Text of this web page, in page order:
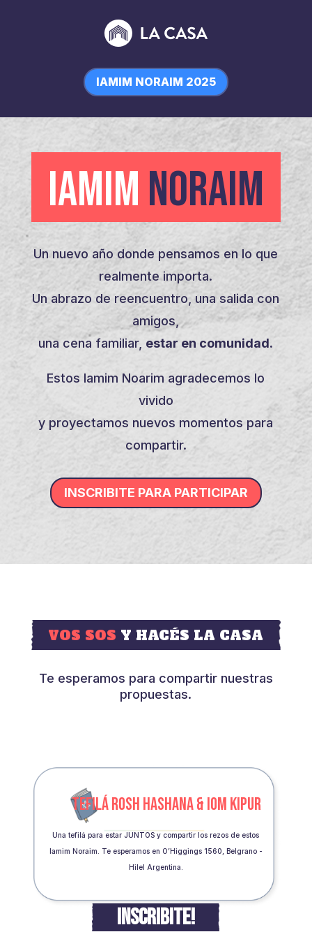
IAMIM NORAIM 2025
IAMIM NORAIM
Un nuevo año donde pensamos en lo que
realmente importa.
Un abrazo de reencuentro, una salida con
amigos,
una cena familiar, estar en comunidad.
Estos Iamim Noarim agradecemos lo
vivido
y proyectamos nuevos momentos para
compartir.
INSCRIBITE PARA PARTICIPAR
VOS SOS Y HACÉS LA CASA
Te esperamos para compartir nuestras
propuestas.
TEFILÁ ROSH HASHANA & IOM KIPUR
Una tefilá para estar JUNTOS y compartir los rezos de estos
Iamim Noraim. Te esperamos en O’Higgings 1560, Belgrano -
Hilel Argentina.
INSCRIBITE!